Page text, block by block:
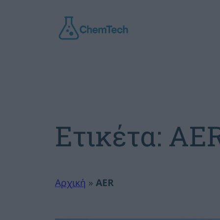
περιεχόμενο
Ετικέτα:
Αρχική » AER